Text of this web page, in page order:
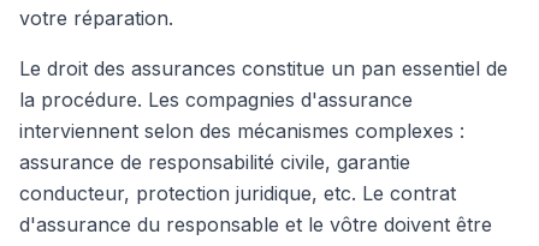
votre réparation.
Le droit des assurances constitue un pan essentiel de
la procédure. Les compagnies d'assurance
interviennent selon des mécanismes complexes :
assurance de responsabilité civile, garantie
conducteur, protection juridique, etc. Le contrat
d'assurance du responsable et le vôtre doivent être